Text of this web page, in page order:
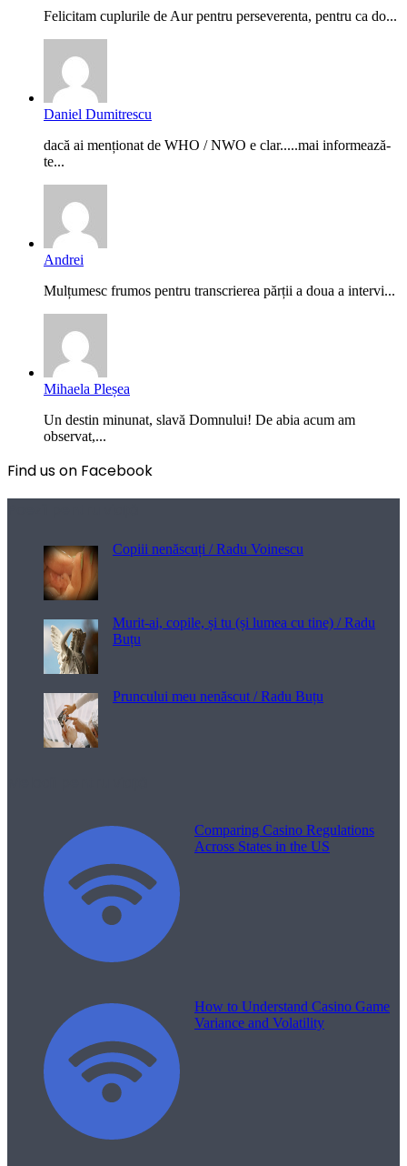
Felicitam cuplurile de Aur pentru perseverenta, pentru ca do...
Daniel Dumitrescu
dacă ai menționat de WHO / NWO e clar.....mai informează-
te...
Andrei
Mulțumesc frumos pentru transcrierea părții a doua a intervi...
Mihaela Pleșea
Un destin minunat, slavă Domnului! De abia acum am
observat,...
Find us on Facebook
Copiii nenăscuți / Radu Voinescu
Murit-ai, copile, și tu (și lumea cu tine) / Radu
Buțu
Pruncului meu nenăscut / Radu Buțu
Comparing Casino Regulations
Across States in the US
How to Understand Casino Game
Variance and Volatility